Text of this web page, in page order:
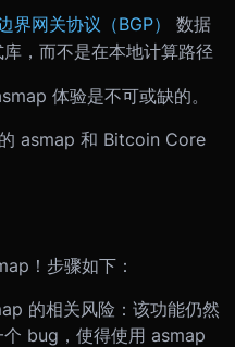
界网关协议（BGP）
数据
，而不是在本地计算路径
体验是不可或缺的。
asmap 和 Bitcoin Core
！步骤如下：
的相关风险：该功能仍然
bug，使得使用 asmap